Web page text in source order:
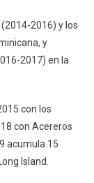
2016) y los
y
2017) en la
con los
con Acereros
acumula 15
Island.